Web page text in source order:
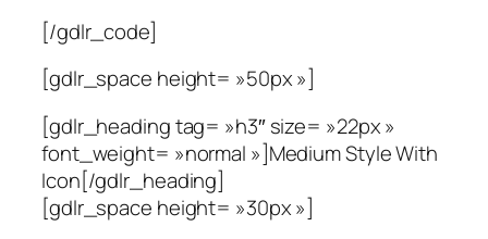
[/gdlr_code]
[gdlr_space height= »50px »]
[gdlr_heading tag= »h3″ size= »22px »
font_weight= »normal »]Medium Style With
Icon[/gdlr_heading]
[gdlr_space height= »30px »]